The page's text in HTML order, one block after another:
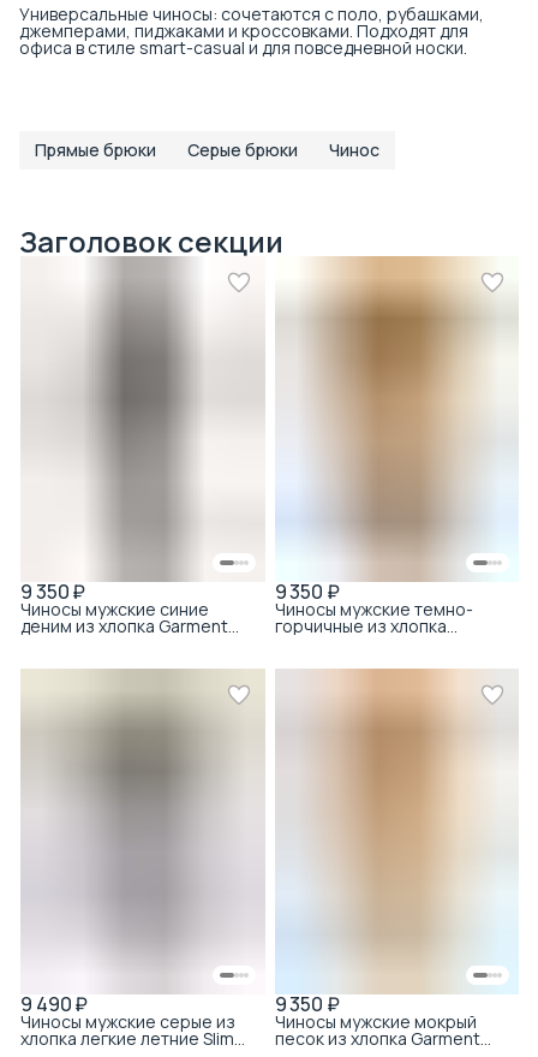
Универсальные чиносы: сочетаются с поло, рубашками,
джемперами, пиджаками и кроссовками. Подходят для
офиса в стиле smart-casual и для повседневной носки.
Прямые брюки Серые брюки Чинос
Заголовок секции
9 350 ₽
Чиносы мужские синие
деним из хлопка Garment
Dye Slim Fit
9 350 ₽
Чиносы мужские темно-
горчичные из хлопка
Garment Dye Slim Fit
9 490 ₽
Чиносы мужские серые из
хлопка легкие летние Slim
9 350 ₽
Чиносы мужские мокрый
песок из хлопка Garment